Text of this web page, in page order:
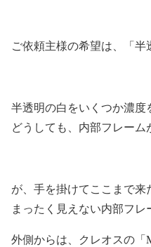
ご依頼主様の希望は、「半
半透明の白をいくつか濃
どうしても、内部フレーム
が、手を掛けてここまで来
まったく見えない内部フ
外側からは、クレオスの「